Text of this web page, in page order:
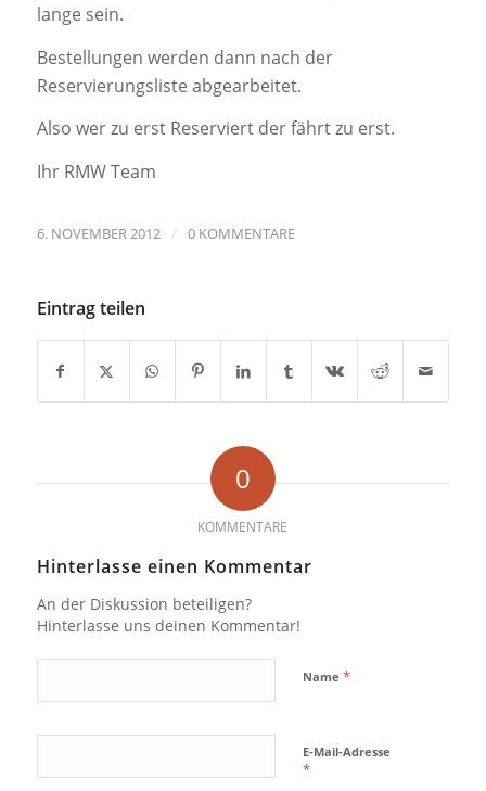
lange sein.
Bestellungen werden dann nach der
Reservierungsliste abgearbeitet.
Also wer zu erst Reserviert der fährt zu erst.
Ihr RMW Team
6. NOVEMBER 2012 / 0 KOMMENTARE
Eintrag teilen
0
KOMMENTARE
Hinterlasse einen Kommentar
An der Diskussion beteiligen?
Hinterlasse uns deinen Kommentar!
Name *
E-Mail-Adresse
*